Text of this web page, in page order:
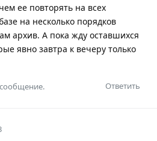
ее повторять на всех
на несколько порядков
архив. А пока жду оставшихся
явно завтра к вечеру только
Ответить